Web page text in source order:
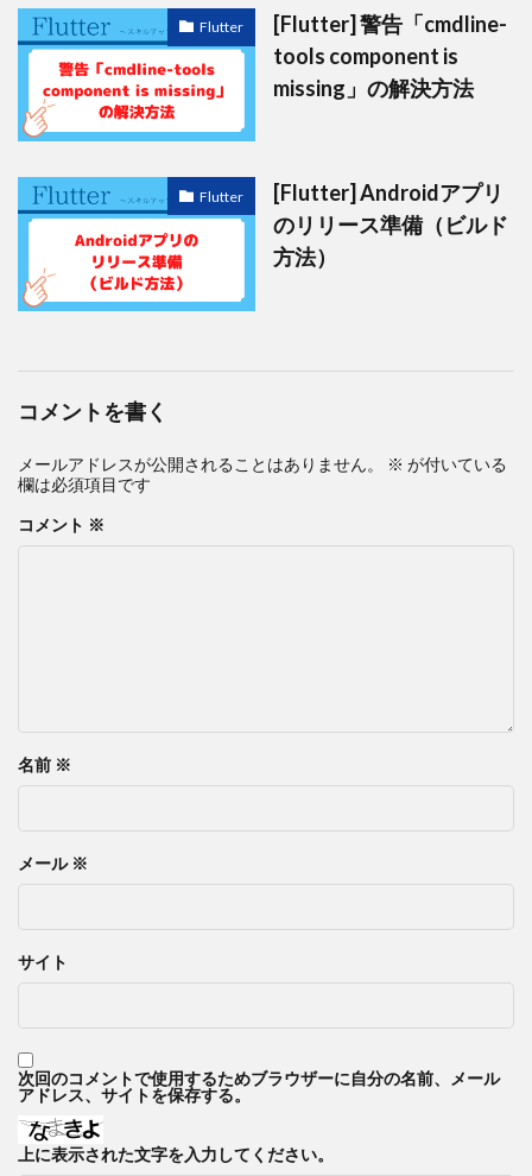
Flutter
[Flutter] 警告「cmdline-
tools component is
missing」の解決方法
Flutter
[Flutter] Androidアプリ
のリリース準備（ビルド
方法）
コメントを書く
メールアドレスが公開されることはありません。 ※ が付いている
欄は必須項目です
コメント ※
名前 ※
メール ※
サイト
次回のコメントで使用するためブラウザーに自分の名前、メール
アドレス、サイトを保存する。
上に表示された文字を入力してください。